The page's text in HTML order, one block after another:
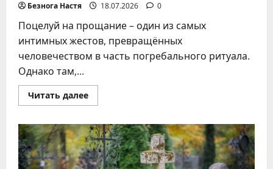
Безнога Настя 18.07.2026 0
Поцелуй на прощание – один из самых
интимных жестов, превращённых
человечеством в часть погребального ритуала.
Однако там,...
Читать далееПрочитать
больше
поцелуй
с
покойным
–
правда